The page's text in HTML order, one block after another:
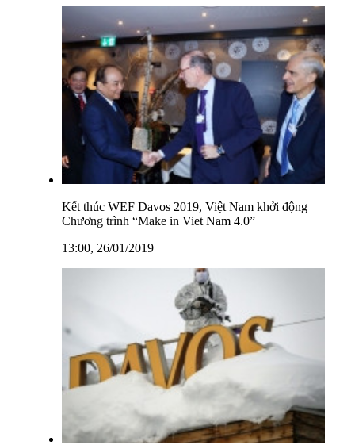
Kết thúc WEF Davos 2019, Việt Nam khởi động
Chương trình “Make in Viet Nam 4.0”
13:00, 26/01/2019